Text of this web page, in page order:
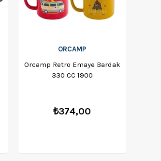
ORCAMP
Orcamp Retro Emaye Bardak
330 CC 1900
₺374,00